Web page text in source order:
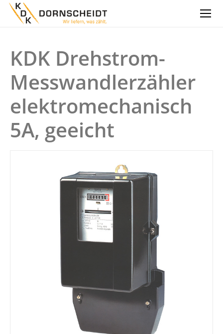
KDK Drehstrom-
Messwandlerzähler
elektromechanisch
5A, geeicht